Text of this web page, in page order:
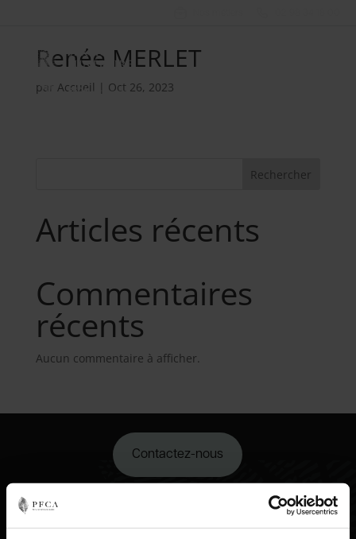
Renée MERLET
par Accueil | Oct 26, 2023
Rechercher
Articles récents
Commentaires
récents
Aucun commentaire à afficher.
Contactez-nous